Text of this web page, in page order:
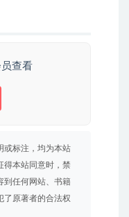
查看
或标注，均为本站
得本站同意时，禁
到任何网站、书籍
了原著者的合法权